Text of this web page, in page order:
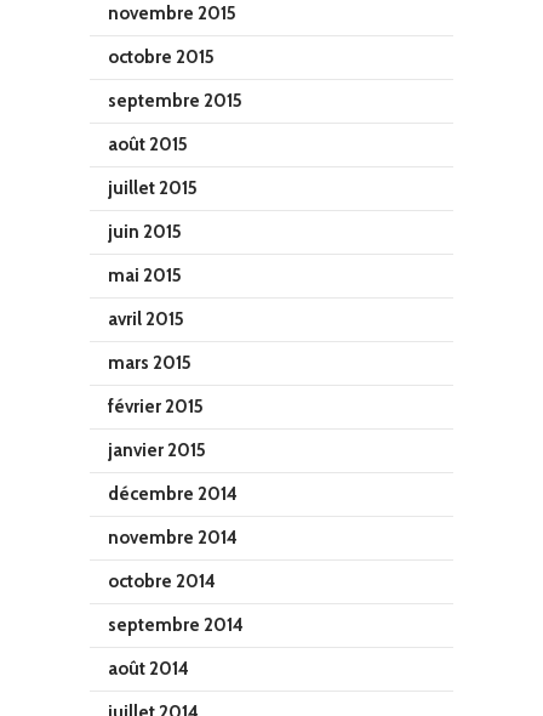
novembre 2015
octobre 2015
septembre 2015
août 2015
juillet 2015
juin 2015
mai 2015
avril 2015
mars 2015
février 2015
janvier 2015
décembre 2014
novembre 2014
octobre 2014
septembre 2014
août 2014